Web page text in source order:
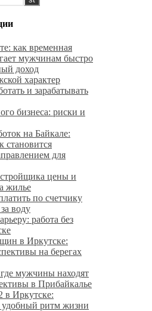
как временная
мужчинам быстро
доход
характер
и зарабатывать
бизнеса: риски и
на Байкале:
становится
для
цены и
жилье
по счетчику
воду
работа без
в Иркутске:
на берегах
мужчины находят
в Прибайкалье
в Иркутске:
удобный ритм жизни